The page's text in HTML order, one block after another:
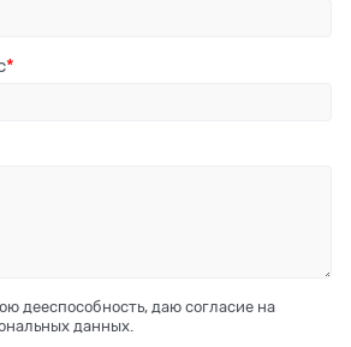
дееспособность, даю согласие на
данных.